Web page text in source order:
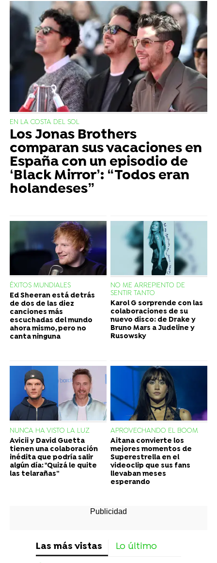
EN LA COSTA DEL SOL
Los Jonas Brothers
comparan sus vacaciones en
España con un episodio de
‘Black Mirror’: “Todos eran
holandeses”
ÉXITOS MUNDIALES
Ed Sheeran está detrás
de dos de las diez
canciones más
escuchadas del mundo
ahora mismo, pero no
canta ninguna
NO ME ARREPIENTO DE
SENTIR TANTO
Karol G sorprende con las
colaboraciones de su
nuevo disco: de Drake y
Bruno Mars a Judeline y
Rusowsky
NUNCA HA VISTO LA LUZ
Avicii y David Guetta
tienen una colaboración
inédita que podría salir
algún día: "Quizá le quite
las telarañas”
APROVECHANDO EL BOOM
Aitana convierte los
mejores momentos de
Superestrella en el
videoclip que sus fans
llevaban meses
esperando
Las más vistas Lo último